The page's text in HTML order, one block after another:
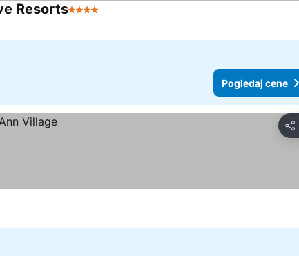
Resorts4 Zvezdice
Pogledaj cene
Deli